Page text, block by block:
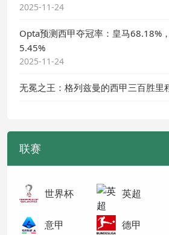
2025-11-24
Opta预测西甲夺冠率：皇马68.18%
5.45%
2025-11-24
无冕之王：格列兹曼的西甲三百胜里
联赛
世界杯 英超
意甲 德甲